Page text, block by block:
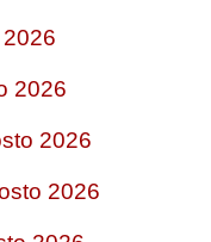
2026
2026
2026